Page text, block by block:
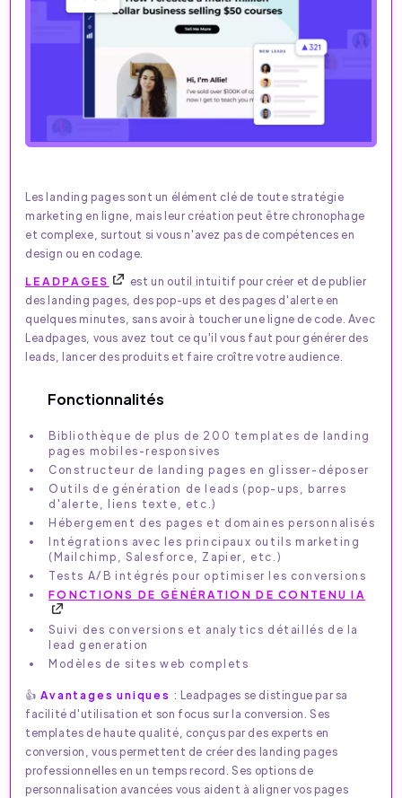
Les landing pages sont un élément clé de toute stratégie
marketing en ligne, mais leur création peut être chronophage
et complexe, surtout si vous n'avez pas de compétences en
design ou en codage.
LEADPAGES
est un outil intuitif pour créer et de publier
des landing pages, des pop-ups et des pages d'alerte en
quelques minutes, sans avoir à toucher une ligne de code. Avec
Leadpages, vous avez tout ce qu'il vous faut pour générer des
leads, lancer des produits et faire croître votre audience.
Fonctionnalités
Bibliothèque de plus de 200 templates de landing
pages mobiles-responsives
Constructeur de landing pages en glisser-déposer
Outils de génération de leads (pop-ups, barres
d'alerte, liens texte, etc.)
Hébergement des pages et domaines personnalisés
Intégrations avec les principaux outils marketing
(Mailchimp, Salesforce, Zapier, etc.)
Tests A/B intégrés pour optimiser les conversions
FONCTIONS DE GÉNÉRATION DE CONTENU IA
Suivi des conversions et analytics détaillés de la
lead generation
Modèles de sites web complets
👍 Avantages uniques : Leadpages se distingue par sa
facilité d'utilisation et son focus sur la conversion. Ses
templates de haute qualité, conçus par des experts en
conversion, vous permettent de créer des landing pages
professionnelles en un temps record. Ses options de
personnalisation avancées vous aident à aligner vos pages